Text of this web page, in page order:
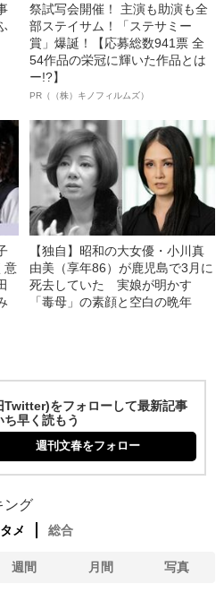
祭試写会開催！ 主演も助演も全
部ステイサム！「ステサミー
賞」爆誕！【応募総数941票 全
54作品の栄冠に輝いた作品とは
ー!?】
PR（（株）キノフィルムズ）
意
【独自】昭和の大女優・小川真
由美（享年86）が鹿児島で3月に
死去していた 実娘が明かす
「毒母」の素顔と空白の晩年
Twitter)をフォローして最新記事
ち早く読もう
週刊文春をフォロー
ング
メ 総合
週間 月間 写真